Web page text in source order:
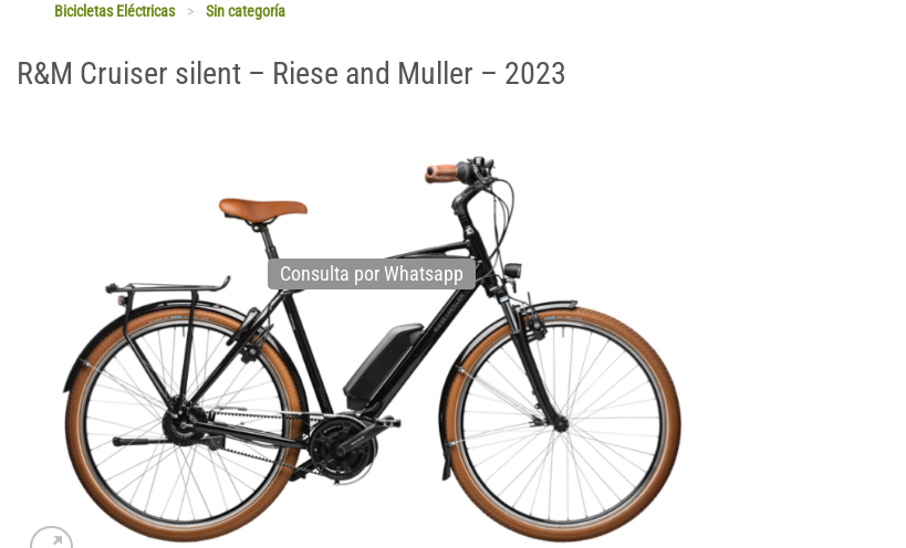
Bicicletas Eléctricas > Sin categoría
R&M Cruiser silent – Riese and Muller – 2023
Consulta por Whatsapp